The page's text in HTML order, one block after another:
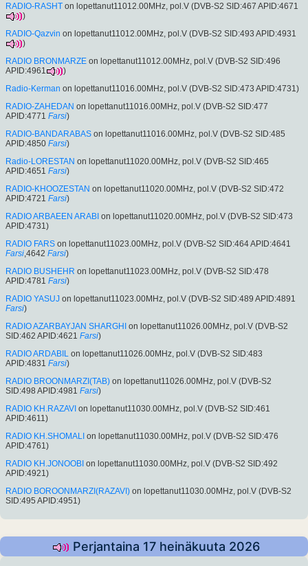
RADIO-RASHT on lopettanut11012.00MHz, pol.V (DVB-S2 SID:467 APID:4671
)
RADIO-Qazvin on lopettanut11012.00MHz, pol.V (DVB-S2 SID:493 APID:4931
)
RADIO BRONMARZE on lopettanut11012.00MHz, pol.V (DVB-S2 SID:496
APID:4961
)
Radio-Kerman on lopettanut11016.00MHz, pol.V (DVB-S2 SID:473 APID:4731)
RADIO-ZAHEDAN on lopettanut11016.00MHz, pol.V (DVB-S2 SID:477
APID:4771 Farsi)
RADIO-BANDARABAS on lopettanut11016.00MHz, pol.V (DVB-S2 SID:485
APID:4850 Farsi)
Radio-LORESTAN on lopettanut11020.00MHz, pol.V (DVB-S2 SID:465
APID:4651 Farsi)
RADIO-KHOOZESTAN on lopettanut11020.00MHz, pol.V (DVB-S2 SID:472
APID:4721 Farsi)
RADIO ARBAEEN ARABI on lopettanut11020.00MHz, pol.V (DVB-S2 SID:473
APID:4731)
RADIO FARS on lopettanut11023.00MHz, pol.V (DVB-S2 SID:464 APID:4641
Farsi,4642 Farsi)
RADIO BUSHEHR on lopettanut11023.00MHz, pol.V (DVB-S2 SID:478
APID:4781 Farsi)
RADIO YASUJ on lopettanut11023.00MHz, pol.V (DVB-S2 SID:489 APID:4891
Farsi)
RADIO AZARBAYJAN SHARGHI on lopettanut11026.00MHz, pol.V (DVB-S2
SID:462 APID:4621 Farsi)
RADIO ARDABIL on lopettanut11026.00MHz, pol.V (DVB-S2 SID:483
APID:4831 Farsi)
RADIO BROONMARZI(TAB) on lopettanut11026.00MHz, pol.V (DVB-S2
SID:498 APID:4981 Farsi)
RADIO KH.RAZAVI on lopettanut11030.00MHz, pol.V (DVB-S2 SID:461
APID:4611)
RADIO KH.SHOMALI on lopettanut11030.00MHz, pol.V (DVB-S2 SID:476
APID:4761)
RADIO KH.JONOOBI on lopettanut11030.00MHz, pol.V (DVB-S2 SID:492
APID:4921)
RADIO BOROONMARZI(RAZAVI) on lopettanut11030.00MHz, pol.V (DVB-S2
SID:495 APID:4951)
Perjantaina 17 heinäkuuta 2026